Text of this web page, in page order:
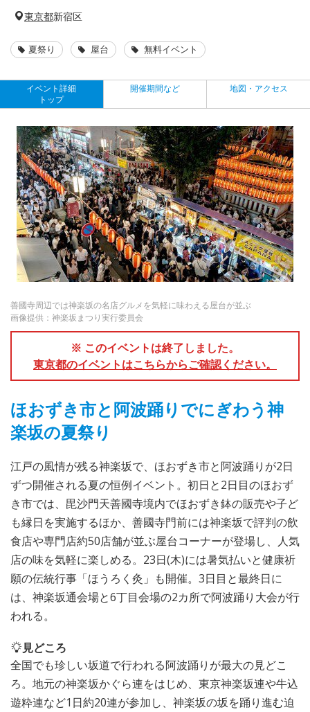
東京都新宿区
夏祭り 屋台 無料イベント
イベント詳細
トップ
開催期間など 地図・アクセス
善國寺周辺では神楽坂の名店グルメを気軽に味わえる屋台が並ぶ
画像提供：神楽坂まつり実行委員会
※ このイベントは終了しました。
東京都のイベントはこちらからご確認ください。
ほおずき市と阿波踊りでにぎわう神
楽坂の夏祭り
江戸の風情が残る神楽坂で、ほおずき市と阿波踊りが2日
ずつ開催される夏の恒例イベント。初日と2日目のほおず
き市では、毘沙門天善國寺境内でほおずき鉢の販売や子ど
も縁日を実施するほか、善國寺門前には神楽坂で評判の飲
食店や専門店約50店舗が並ぶ屋台コーナーが登場し、人気
店の味を気軽に楽しめる。23日(木)には暑気払いと健康祈
願の伝統行事「ほうろく灸」も開催。3日目と最終日に
は、神楽坂通会場と6丁目会場の2カ所で阿波踊り大会が行
われる。
見どころ
全国でも珍しい坂道で行われる阿波踊りが最大の見どこ
ろ。地元の神楽坂かぐら連をはじめ、東京神楽坂連や牛込
遊粋連など1日約20連が参加し、神楽坂の坂を踊り進む迫